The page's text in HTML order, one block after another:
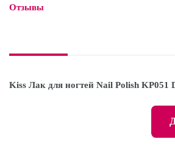
Отзывы
Kiss Лак для ногтей Nail Polish KP051